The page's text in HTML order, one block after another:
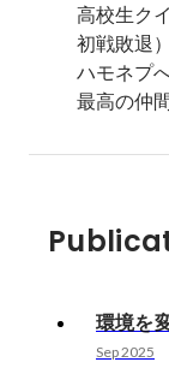
高校生ク
初戦敗退）
ハモネプ
環境を
Sep 2025